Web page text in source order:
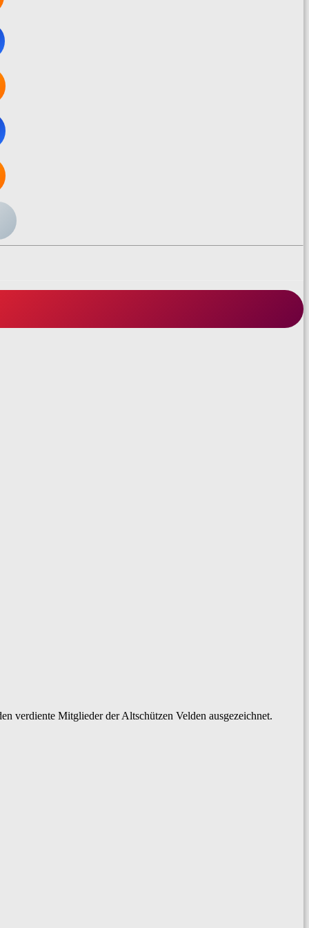
verdiente Mitglieder der Altschützen Velden ausgezeichnet.